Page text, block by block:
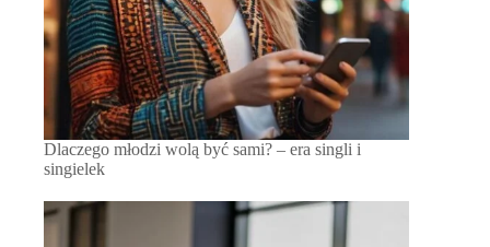
Dlaczego młodzi wolą być sami? – era singli i
singielek